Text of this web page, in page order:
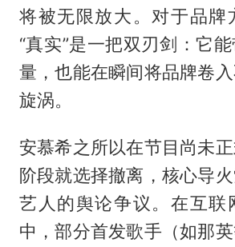
将被无限放大。对于品牌
“真实”是一把双刃剑：它
量，也能在瞬间将品牌卷
旋涡。
安慕希之所以在节目尚未
阶段就选择撤离，核心导
艺人的舆论争议。在互联
中，部分首发歌手（如那